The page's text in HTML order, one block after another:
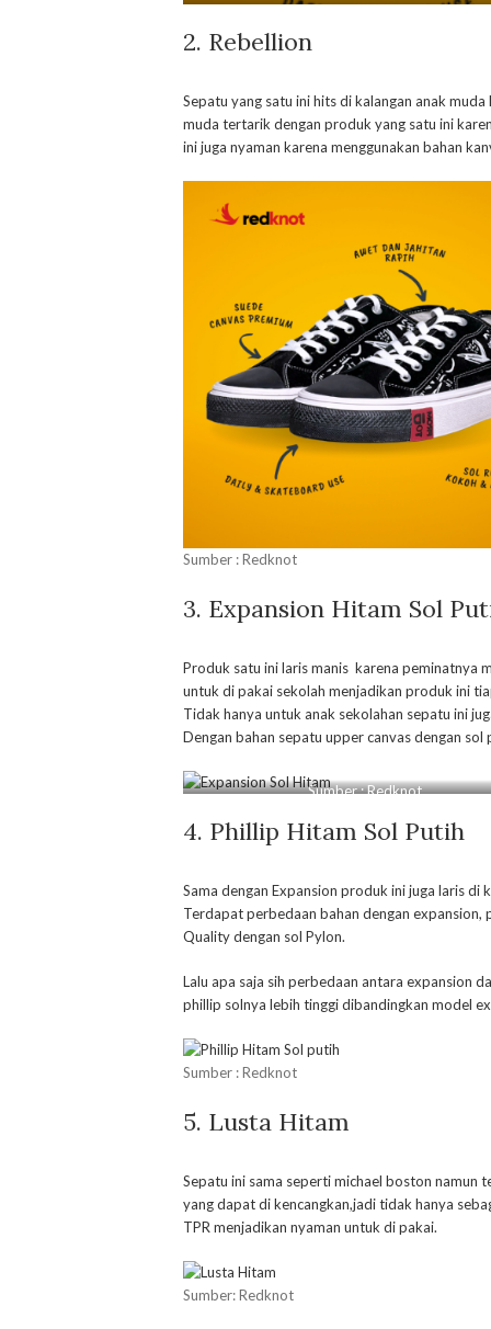
2. Rebellion
Sepatu yang satu ini hits di kalangan anak
muda tertarik dengan produk yang satu ini
ini juga nyaman karena menggunakan bahan
Sumber : Redknot
3. Expansion Hitam Sol
Produk satu ini laris manis karena peminatnya
untuk di pakai sekolah menjadikan produk ini
Tidak hanya untuk anak sekolahan sepatu ini
Dengan bahan sepatu upper canvas dengan
Sumber : Redknot
4. Phillip Hitam Sol Putih
Sama dengan Expansion produk ini juga laris di
Terdapat perbedaan bahan dengan expansion,
Quality dengan sol Pylon.
Lalu apa saja sih perbedaan antara expansion
phillip solnya lebih tinggi dibandingkan model
Sumber : Redknot
5. Lusta Hitam
Sepatu ini sama seperti michael boston
yang dapat di kencangkan,jadi tidak hanya
TPR menjadikan nyaman untuk di pakai.
Sumber: Redknot